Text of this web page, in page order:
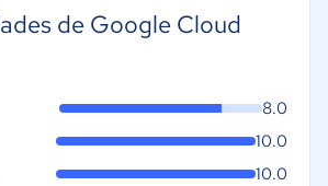
de Google Cloud
8.0
10.0
10.0